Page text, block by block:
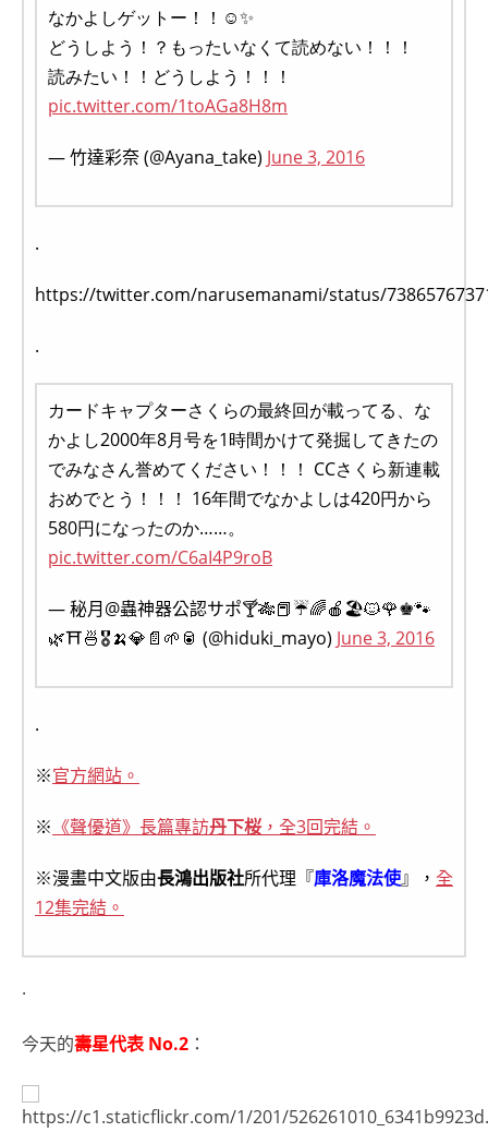
なかよしゲットー！！☺✨
どうしよう！？もったいなくて読めない！！！
読みたい！！どうしよう！！！
pic.twitter.com/1toAGa8H8m
— 竹達彩奈 (@Ayana_take) June 3, 2016
.
https://twitter.com/narusemanami/status/
.
カードキャプターさくらの最終回が載ってる、な
かよし2000年8月号を1時間かけて発掘してきたの
でみなさん誉めてください！！！ CCさくら新連載
おめでとう！！！ 16年間でなかよしは420円から
580円になったのか……。
pic.twitter.com/C6aI4P9roB
— 秘月@蟲神器公認サポ🍸🎋📕☔️🌈🍎🏖️🐱🌹♚🐾
🌿⛩🍜🎖🍌💎📄🌱🥫 (@hiduki_mayo) June 3, 2016
.
※官方網站。
※ 《聲優道》長篇專訪丹下桜 ，全3回完結。
※漫畫中文版由長鴻出版社所代理『庫洛魔法使』， 全
12集完結。
.
今天的壽星代表 No.2 ：